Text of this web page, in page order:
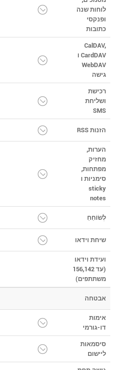
לוחות שנה
ופנקסי
כתובות
CalDAV,
CardDAV ו
WebDAV
גישה
רכישת
ושליחת
SMS
הזנות RSS
הערות,
מחזיק
מפתחות,
סימניות ו
sticky
notes
לְשׂוֹחֵחַ
שיחת וידאו
ועידת וידאו
(עד 156,142
משתתפים)
אבטחה
אימות
דו-גורמי
סיסמאות
ליישום